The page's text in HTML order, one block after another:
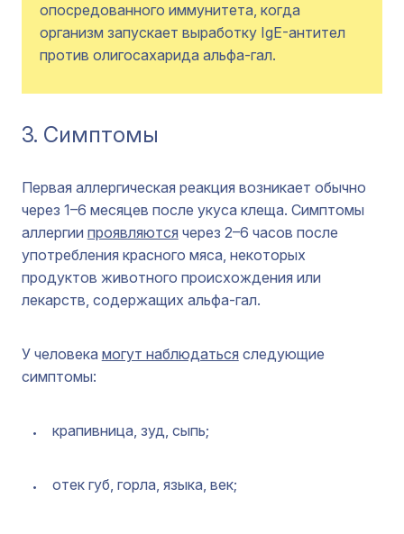
опосредованного иммунитета, когда
организм запускает выработку IgE-антител
против олигосахарида альфа-гал.
3. Симптомы
Первая аллергическая реакция возникает обычно
через 1–6 месяцев после укуса клеща. Симптомы
аллергии проявляются через 2–6 часов после
употребления красного мяса, некоторых
продуктов животного происхождения или
лекарств, содержащих альфа-гал.
У человека могут наблюдаться следующие
симптомы:
крапивница, зуд, сыпь;
отек губ, горла, языка, век;